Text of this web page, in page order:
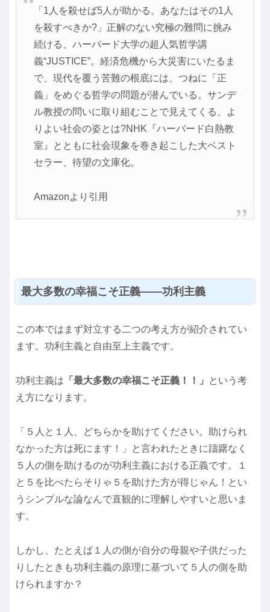
「1人を殺せば5人が助かる。あなたはその1人
を殺すべきか?」正解のない究極の難問に挑み
続ける、ハーバード大学の超人気哲学講
義“JUSTICE”。経済危機から大災害にいたるま
で、現代を覆う苦難の根底には、つねに「正
義」をめぐる哲学の問題が潜んでいる。サンデ
ル教授の問いに取り組むことで見えてくる、よ
りよい社会の姿とは?NHK『ハーバード白熱教
室』とともに社会現象を巻き起こした大ベスト
セラー、待望の文庫化。
Amazonより引用
最大多数の幸福こそ正義――功利主義
この本ではまず対立する二つの考え方が紹介されてい
ます。功利主義と自由至上主義です。
功利主義は 「最大多数の幸福こそ正義！！」
という考
え方になります。
「５人と１人、どちらかを助けてください。助けられ
なかった方は死にます！」と言われたときに躊躇なく
５人の側を助けるのが功利主義における正義です。１
と５を比べたらそりゃ５を助けた方が得じゃん！とい
うシンプルな論なんで直観的に理解しやすいと思いま
す。
しかし、たとえば１人の側が自分の母親や子供だった
りしたときも功利主義の原理に基づいて５人の側を助
けられますか？